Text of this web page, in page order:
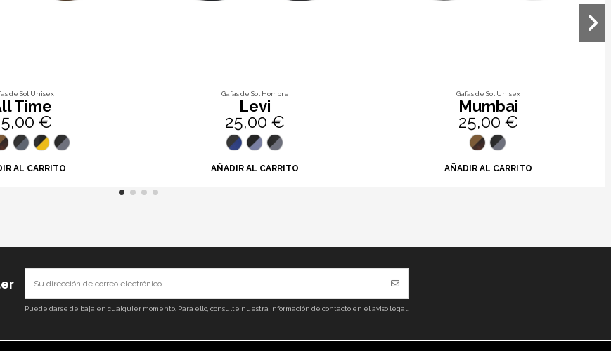
de Sol Unisex
Time
€
AL CARRITO
Gafas de Sol Hombre
Levi
25,00 €
AÑADIR AL CARRITO
Gafas de Sol Unisex
Mumbai
25,00 €
AÑADIR AL CARRITO
Puede darse de baja en cualquier momento. Para ello, consulte nuestra información de contacto en el aviso legal.